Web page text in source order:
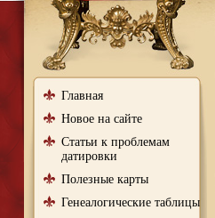
Главная
Новое на сайте
Статьи к проблемам
датировки
Полезные карты
Генеалогические таблицы